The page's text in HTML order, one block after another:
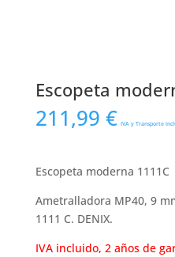
Escopeta
211,99 € IVA y Transporte
Escopeta moderna 1111C
Ametralladora MP40, 9
1111 C. DENIX.
IVA incluido, 2 años de